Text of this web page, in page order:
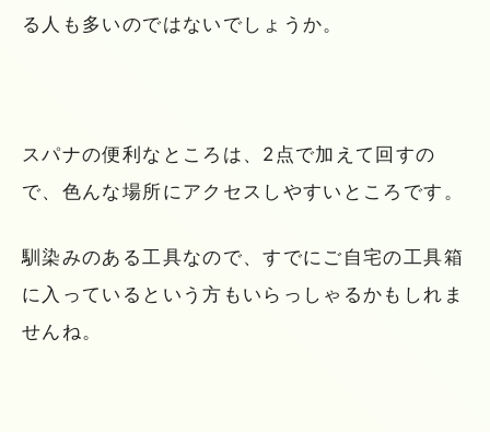
る人も多いのではないでしょうか。
スパナの便利なところは、2点で加えて回すの
で、色んな場所にアクセスしやすいところです。
馴染みのある工具なので、すでにご自宅の工具箱
に入っているという方もいらっしゃるかもしれま
せんね。